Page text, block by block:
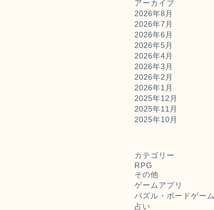
アーカイブ
2026年8月
2026年7月
2026年6月
2026年5月
2026年4月
2026年3月
2026年2月
2026年1月
2025年12月
2025年11月
2025年10月
カテゴリー
RPG
その他
ゲームアプリ
パズル・ボードゲーム
占い